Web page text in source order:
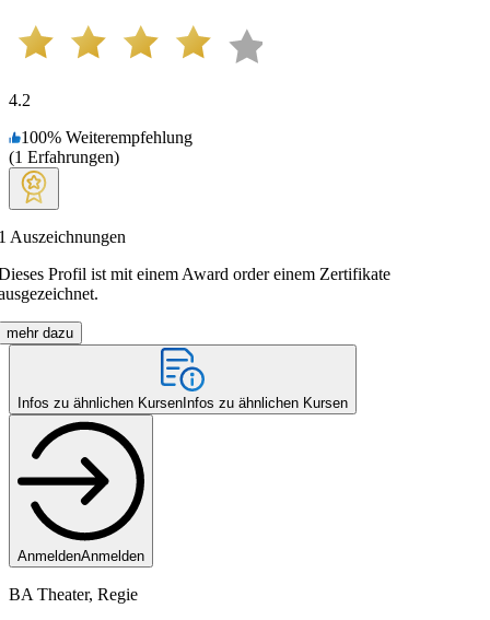
4.2
100% Weiterempfehlung
(1 Erfahrungen)
Auszeichnungen
Profil ist mit einem Award order einem Zertifikate
mehr dazu
Infos zu ähnlichen Kursen Infos zu ähnlichen Kursen
AnmeldenAnmelden
BA Theater, Regie